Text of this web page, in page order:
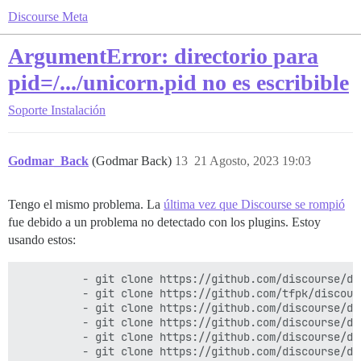
Discourse Meta
ArgumentError: directorio para
pid=/.../unicorn.pid no es escribible
Soporte Instalación
Godmar_Back (Godmar Back) 21 Agosto, 2023 19:03
13
Tengo el mismo problema. La última vez que Discourse se rompió
fue debido a un problema no detectado con los plugins. Estoy
usando estos:
- git clone https://github.com/discourse/
- git clone https://github.com/tfpk/
- git clone https://github.com/discourse/
- git clone https://github.com/discourse/
- git clone https://github.com/discourse/